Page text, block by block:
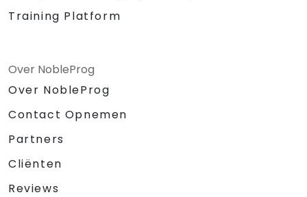
Training Platform
Over NobleProg
Over NobleProg
Contact Opnemen
Partners
Cliënten
Reviews